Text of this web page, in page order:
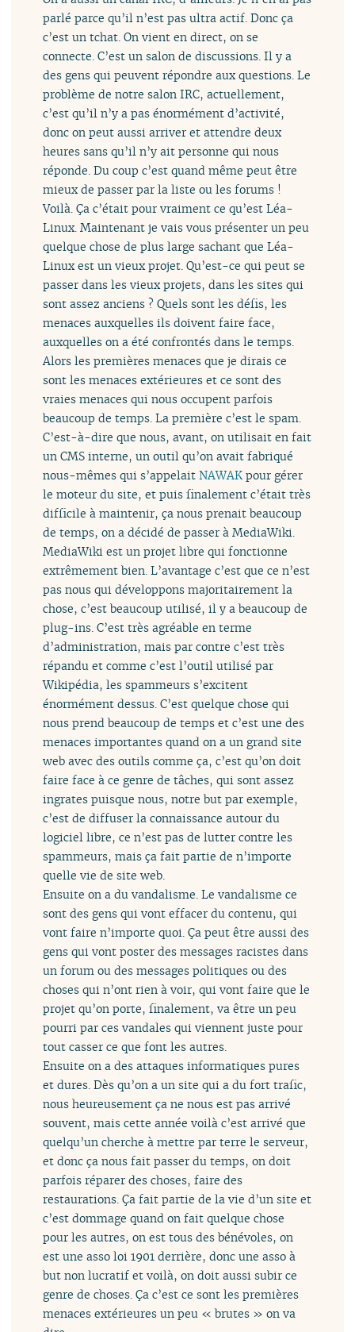
parlé parce qu’il n’est pas ultra actif. Donc ça
c’est un tchat. On vient en direct, on se
connecte. C’est un salon de discussions. Il y a
des gens qui peuvent répondre aux questions. Le
problème de notre salon IRC, actuellement,
c’est qu’il n’y a pas énormément d’activité,
donc on peut aussi arriver et attendre deux
heures sans qu’il n’y ait personne qui nous
réponde. Du coup c’est quand même peut être
mieux de passer par la liste ou les forums !
Voilà. Ça c’était pour vraiment ce qu’est Léa-
Linux. Maintenant je vais vous présenter un peu
quelque chose de plus large sachant que Léa-
Linux est un vieux projet. Qu’est-ce qui peut se
passer dans les vieux projets, dans les sites qui
sont assez anciens ? Quels sont les défis, les
menaces auxquelles ils doivent faire face,
auxquelles on a été confrontés dans le temps.
Alors les premières menaces que je dirais ce
sont les menaces extérieures et ce sont des
vraies menaces qui nous occupent parfois
beaucoup de temps. La première c’est le spam.
C’est-à-dire que nous, avant, on utilisait en fait
un CMS interne, un outil qu’on avait fabriqué
nous-mêmes qui s’appelaitNAWAK pour gérer
le moteur du site, et puis finalement c’était très
difficile à maintenir, ça nous prenait beaucoup
de temps, on a décidé de passer à MediaWiki.
MediaWiki est un projet libre qui fonctionne
extrêmement bien. L’avantage c’est que ce n’est
pas nous qui développons majoritairement la
chose, c’est beaucoup utilisé, il y a beaucoup de
plug-ins. C’est très agréable en terme
d’administration, mais par contre c’est très
répandu et comme c’est l’outil utilisé par
Wikipédia, les spammeurs s’excitent
énormément dessus. C’est quelque chose qui
nous prend beaucoup de temps et c’est une des
menaces importantes quand on a un grand site
web avec des outils comme ça, c’est qu’on doit
faire face à ce genre de tâches, qui sont assez
ingrates puisque nous, notre but par exemple,
c’est de diffuser la connaissance autour du
logiciel libre, ce n’est pas de lutter contre les
spammeurs, mais ça fait partie de n’importe
quelle vie de site web.
Ensuite on a du vandalisme. Le vandalisme ce
sont des gens qui vont effacer du contenu, qui
vont faire n’importe quoi. Ça peut être aussi des
gens qui vont poster des messages racistes dans
un forum ou des messages politiques ou des
choses qui n’ont rien à voir, qui vont faire que le
projet qu’on porte, finalement, va être un peu
pourri par ces vandales qui viennent juste pour
tout casser ce que font les autres.
Ensuite on a des attaques informatiques pures
et dures. Dès qu’on a un site qui a du fort trafic,
nous heureusement ça ne nous est pas arrivé
souvent, mais cette année voilà c’est arrivé que
quelqu’un cherche à mettre par terre le serveur,
et donc ça nous fait passer du temps, on doit
parfois réparer des choses, faire des
restaurations. Ça fait partie de la vie d’un site et
c’est dommage quand on fait quelque chose
pour les autres, on est tous des bénévoles, on
est une asso loi 1901 derrière, donc une asso à
but non lucratif et voilà, on doit aussi subir ce
genre de choses. Ça c’est ce sont les premières
menaces extérieures un peu « brutes » on va